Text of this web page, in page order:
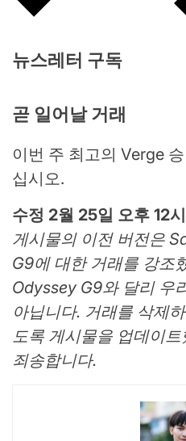
뉴스레터 구독
곧 일어날 거래
이번 주 최고의 Verge
십시오.
수정 2월 25일 오후 12
게시물의 이전 버전은
G9에 대한 거래를 강조
Odyssey G9와 달리 우
아닙니다. 거래를 삭제
도록 게시물을 업데이
죄송합니다.